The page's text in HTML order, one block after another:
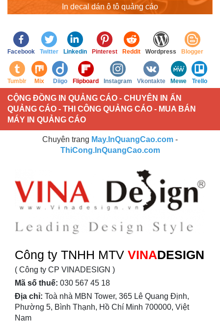
In decal dán ô tô quảng cáo
Facebook Twitter Linkedin Pinterest Reddit Wordpress Blogger
Tumblr Mix Diigo Flipboard Instagram Vkontakte Mewe Trello
CỘNG ĐỒNG IN QUẢNG CÁO - CHUYÊN IN ẤN
QUẢNG CÁO - THI CÔNG QUẢNG CÁO - MUA BÁN
MÁY IN QUẢNG CÁO
Chuyên trang May.InQuangCao.com -
ThiCong.InQuangCao.com
Công ty TNHH MTV VINADESIGN
( Công ty CP VINADESIGN )
Mã số thuế: 030 567 45 18
Địa chỉ: Toà nhà MBN Tower, 365 Lê Quang Định,
Phường 5, Bình Thạnh, Hồ Chí Minh 700000, Việt
Nam